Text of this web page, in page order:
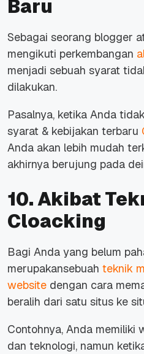
Baru
Sebagai seorang blogger
mengikuti perkembangan
menjadi sebuah syarat
dilakukan.
Pasalnya, ketika Anda
syarat & kebijakan terbaru
Anda akan lebih mudah
akhirnya berujung pada
10. Akibat
Cloacking
Bagi Anda yang belum
merupakansebuah teknik
website dengan cara
beralih dari satu situs ke
Contohnya, Anda memiliki
dan teknologi, namun